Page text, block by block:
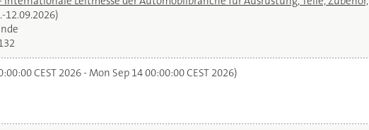
12.09.2026)
CEST 2026 - Mon Sep 14 00:00:00 CEST 2026)